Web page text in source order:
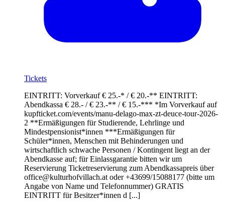
Tickets
EINTRITT: Vorverkauf € 25.-* / € 20.-** EINTRITT:
Abendkassa € 28.- / € 23.-** / € 15.-*** *Im Vorverkauf auf
kupfticket.com/events/manu-delago-max-zt-deuce-tour-2026-
2 **Ermäßigungen für Studierende, Lehrlinge und
Mindestpensionist*innen ***Ermäßigungen für
Schüler*innen, Menschen mit Behinderungen und
wirtschaftlich schwache Personen / Kontingent liegt an der
Abendkasse auf; für Einlassgarantie bitten wir um
Reservierung Ticketreservierung zum Abendkassapreis über
office@kulturhofvillach.at oder +43699/15088177 (bitte um
Angabe von Name und Telefonnummer) GRATIS
EINTRITT für Besitzer*innen d [...]